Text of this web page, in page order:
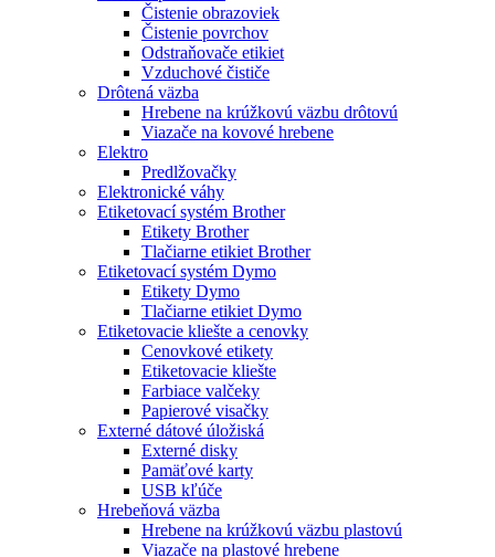
Čistenie obrazoviek
Čistenie povrchov
Odstraňovače etikiet
Vzduchové čističe
Drôtená väzba
Hrebene na krúžkovú väzbu drôtovú
Viazače na kovové hrebene
Elektro
Predlžovačky
Elektronické váhy
Etiketovací systém Brother
Etikety Brother
Tlačiarne etikiet Brother
Etiketovací systém Dymo
Etikety Dymo
Tlačiarne etikiet Dymo
Etiketovacie kliešte a cenovky
Cenovkové etikety
Etiketovacie kliešte
Farbiace valčeky
Papierové visačky
Externé dátové úložiská
Externé disky
Pamäťové karty
USB kľúče
Hrebeňová väzba
Hrebene na krúžkovú väzbu plastovú
Viazače na plastové hrebene